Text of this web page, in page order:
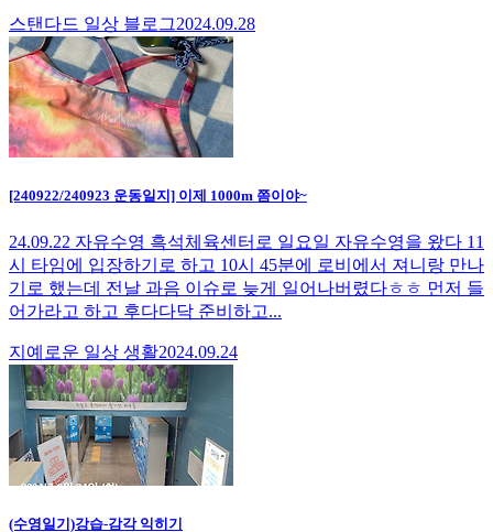
스탠다드 일상 블로그2024.09.28
[240922/240923 운동일지] 이제 1000m 쯤이야~
24.09.22 자유수영 흑석체육센터로 일요일 자유수영을 왔다 11
시 타임에 입장하기로 하고 10시 45분에 로비에서 져니랑 만나
기로 했는데 전날 과음 이슈로 늦게 일어나버렸다ㅎㅎ 먼저 들
어가라고 하고 후다다닥 준비하고...
지예로운 일상 생활2024.09.24
(수영일기)강습-감각 익히기